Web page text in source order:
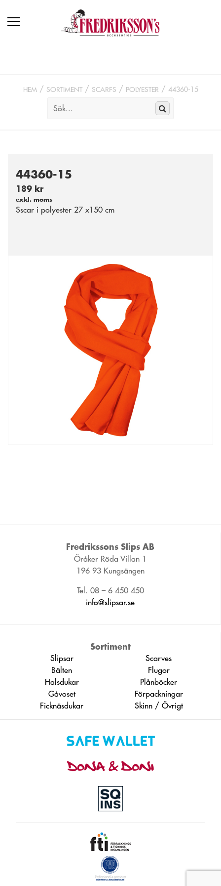
HEM SORTIMENT SCARFS POLYESTER 44360-15
44360-15
189 kr
exkl. moms
Sscar i polyester 27 x150 cm
Fredrikssons Slips AB
Öråker Röda Villan 1
196 93 Kungsängen
Tel. 08 – 6 450 450
info@slipsar.se
Sortiment
Slipsar
Scarves
Bälten
Flugor
Halsdukar
Plånböcker
Gåvoset
Förpackningar
Ficknäsdukar
Skinn / Övrigt